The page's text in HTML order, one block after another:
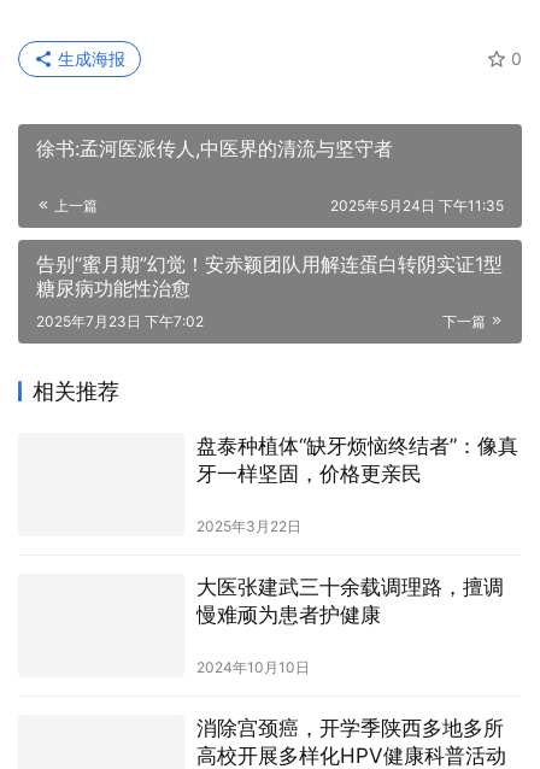
0
生成海报
徐书:孟河医派传人,中医界的清流与坚守者
上一篇 2025年5月24日 下午11:35
告别“蜜月期”幻觉！安赤颖团队用解连蛋白转阴实证1型
糖尿病功能性治愈
下一篇
2025年7月23日 下午7:02
相关推荐
盘泰种植体“缺牙烦恼终结者”：像真
牙一样坚固，价格更亲民
2025年3月22日
大医张建武三十余载调理路，擅调
慢难顽为患者护健康
2024年10月10日
消除宫颈癌，开学季陕西多地多所
高校开展多样化HPV健康科普活动